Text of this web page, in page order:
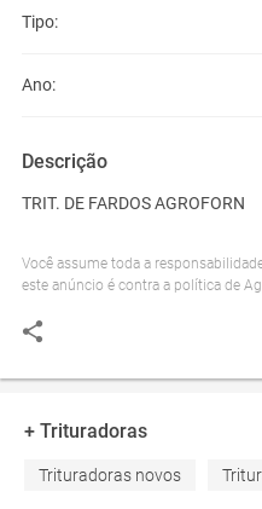
Tipo:
Ano:
Descrição
TRIT. DE FARDOS AGROFORN
Você assume toda a
este anúncio é contra a política de
+ Trituradoras
Trituradoras novos